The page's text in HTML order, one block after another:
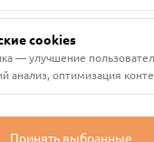
в АО
cookies
— улучшение
анализ, оптимизация
Принять выбранные